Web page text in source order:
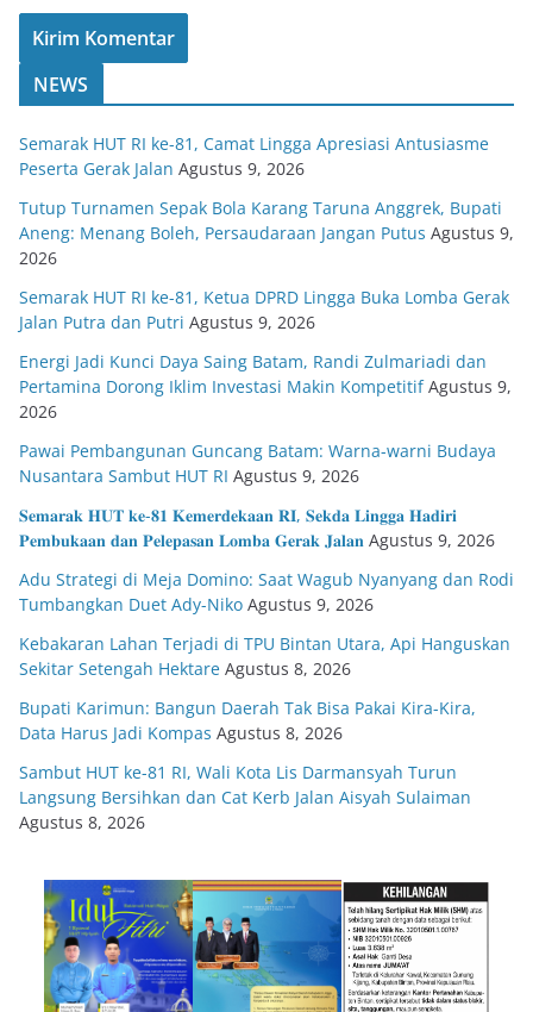
NEWS
Semarak HUT RI ke-81, Camat Lingga Apresiasi Antusiasme
Peserta Gerak Jalan Agustus 9, 2026
Tutup Turnamen Sepak Bola Karang Taruna Anggrek, Bupati
Aneng: Menang Boleh, Persaudaraan Jangan Putus Agustus 9,
2026
Semarak HUT RI ke-81, Ketua DPRD Lingga Buka Lomba Gerak
Jalan Putra dan Putri Agustus 9, 2026
Energi Jadi Kunci Daya Saing Batam, Randi Zulmariadi dan
Pertamina Dorong Iklim Investasi Makin Kompetitif Agustus 9,
2026
Pawai Pembangunan Guncang Batam: Warna-warni Budaya
Nusantara Sambut HUT RI Agustus 9, 2026
𝐒𝐞𝐦𝐚𝐫𝐚𝐤 𝐇𝐔𝐓 𝐤𝐞-𝟖𝟏 𝐊𝐞𝐦𝐞𝐫𝐝𝐞𝐤𝐚𝐚𝐧 𝐑𝐈, 𝐒𝐞𝐤𝐝𝐚 𝐋𝐢𝐧𝐠𝐠𝐚 𝐇𝐚𝐝𝐢𝐫𝐢
𝐏𝐞𝐦𝐛𝐮𝐤𝐚𝐚𝐧 𝐝𝐚𝐧 𝐏𝐞𝐥𝐞𝐩𝐚𝐬𝐚𝐧 𝐋𝐨𝐦𝐛𝐚 𝐆𝐞𝐫𝐚𝐤 𝐉𝐚𝐥𝐚𝐧 Agustus 9, 2026
Adu Strategi di Meja Domino: Saat Wagub Nyanyang dan Rodi
Tumbangkan Duet Ady-Niko Agustus 9, 2026
Kebakaran Lahan Terjadi di TPU Bintan Utara, Api Hanguskan
Sekitar Setengah Hektare Agustus 8, 2026
Bupati Karimun: Bangun Daerah Tak Bisa Pakai Kira-Kira,
Data Harus Jadi Kompas Agustus 8, 2026
Sambut HUT ke-81 RI, Wali Kota Lis Darmansyah Turun
Langsung Bersihkan dan Cat Kerb Jalan Aisyah Sulaiman
Agustus 8, 2026